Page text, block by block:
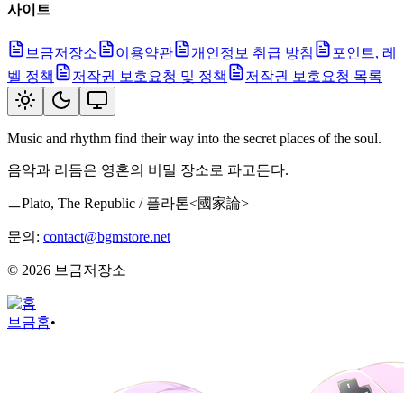
사이트
브금저장소 이용약관 개인정보 취급 방침
포인트, 레
벨 정책
저작권 보호요청 및 정책 저작권 보호요청 목록
Music and rhythm find their way into the secret places of the soul.
음악과 리듬은 영혼의 비밀 장소로 파고든다.
ㅡPlato, The Republic / 플라톤<國家論>
문의: contact@bgmstore.net
© 2026 브금저장소
브금홈•